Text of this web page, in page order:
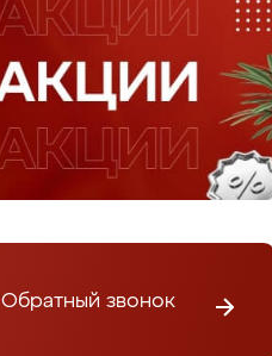
Обратный звонок